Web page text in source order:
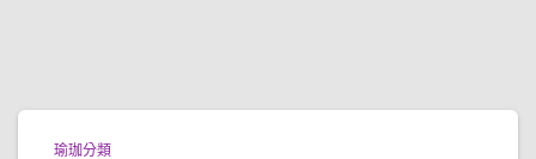
瑜珈分類